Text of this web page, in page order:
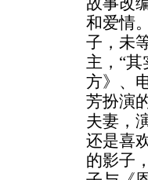
和爱情
子，未
主，“
方》、
芳扮演
夫妻，
还是喜
的影子